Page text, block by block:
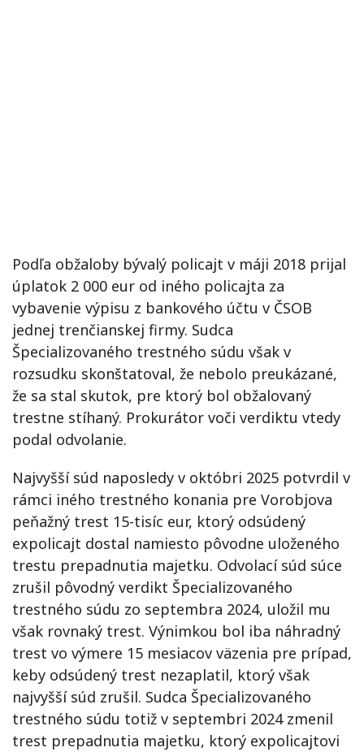
Podľa obžaloby bývalý policajt v máji 2018 prijal
úplatok 2 000 eur od iného policajta za
vybavenie výpisu z bankového účtu v ČSOB
jednej trenčianskej firmy. Sudca
Špecializovaného trestného súdu však v
rozsudku skonštatoval, že nebolo preukázané,
že sa stal skutok, pre ktorý bol obžalovaný
trestne stíhaný. Prokurátor voči verdiktu vtedy
podal odvolanie.
Najvyšší súd naposledy v októbri 2025 potvrdil v
rámci iného trestného konania pre Vorobjova
peňažný trest 15-tisíc eur, ktorý odsúdený
expolicajt dostal namiesto pôvodne uloženého
trestu prepadnutia majetku. Odvolací súd súce
zrušil pôvodný verdikt Špecializovaného
trestného súdu zo septembra 2024, uložil mu
však rovnaký trest. Výnimkou bol iba náhradný
trest vo výmere 15 mesiacov väzenia pre prípad,
keby odsúdený trest nezaplatil, ktorý však
najvyšší súd zrušil. Sudca Špecializovaného
trestného súdu totiž v septembri 2024 zmenil
trest prepadnutia majetku, ktorý expolicajtovi